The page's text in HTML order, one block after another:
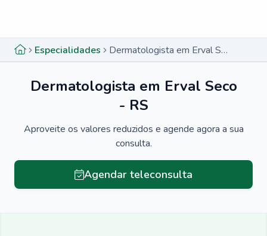
Especialidades Dermatologista em Erval Seco - RS
Dermatologista em Erval Seco
- RS
Aproveite os valores reduzidos e agende agora a sua
consulta.
Agendar teleconsulta